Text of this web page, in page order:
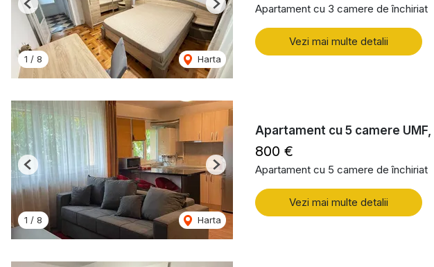
1 / 8 Harta
Previous Next Apartament cu 3 camere de închiriat
Vezi mai multe detalii
1 / 8 Harta
Previous Next
Apartament cu 5 camere
800 €
Apartament cu 5 camere de închiriat
Vezi mai multe detalii